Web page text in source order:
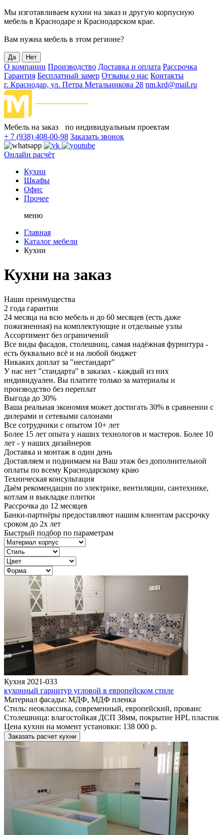
Мы изготавливаем кухни на заказ и другую корпусную
мебель в Краснодаре и Краснодарском крае.
Вам нужна мебель в этом регионе?
Да Нет
О компании Производство Доставка и оплата Рассрочка
Гарантия Бесплатный замер Отзывы о нас Контакты
г. Краснодар, ул. Петра Метальникова 28 nm.krd@mail.ru
Мебель на заказ по индивидуальным проектам
+ 7 (938) 408-00-98 Заказать звонок
Онлайн расчёт
Кухни
Шкафы
Офис
Прочее
меню
Главная
Каталог мебели
Кухни
Кухни на заказ
Наши преимущества
2 года гарантии
24 месяца на всю мебель и до 60 месяцев (есть даже
пожизненная) на комплектующие и отдельные узлы
Ассортимент без ограничений
Все виды фасадов, столешниц, самая надёжная фурнитура -
есть буквально всё и на любой бюджет
Никаких доплат за "нестандарт"
У нас нет "стандарта" в заказах - каждый из них
индивидуален. Вы платите только за материалы и
производство без переплат
Выгода до 30%
Ваша реальная экономия может достигать 30% в сравнении с
дилерами и сетевыми салонами
Все сотрудники с опытом 10+ лет
Более 15 лет опыта у наших технологов и мастеров. Более 10
лет - у наших дизайнеров
Доставка и монтаж в один день
Доставляем и поднимаем на Ваш этаж без дополнительной
оплаты по всему Краснодарскому краю
Техническая консультация
Даём рекомендации по электрике, вентиляции, сантехнике,
котлам и выкладке плитки
Рассрочка до 12 месяцев
Банки-партнёры предоставляют нашим клиентам рассрочку
сроком до 2х лет
Быстрый подбор по параметрам
Кухня 2021-033
кухонный гарнитур угловой в европейском стиле
Материал фасады: МДФ, МДФ пленка
Стиль: неоклассика, современный, европейский, прованс
Столешница: влагостойкая ДСП 38мм, покрытие HPL пластик
Цена кухни на момент установки: 138 000 р.
Заказать расчет кухни